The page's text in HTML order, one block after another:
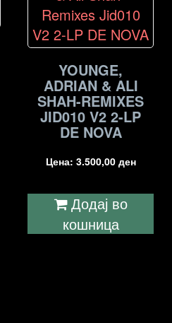
YOUNGE,
ADRIAN & ALI
SHAH-REMIXES
JID010 V2 2-LP
DE NOVA
Цена: 3.500,00 ден
Додај во
кошница